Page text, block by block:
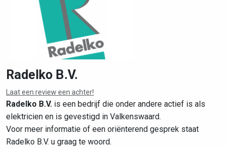
Radelko B.V.
Laat een review een achter!
Radelko B.V. is een bedrijf die onder andere actief is als
elektricien en is gevestigd in Valkenswaard.
Voor meer informatie of een oriënterend gesprek staat
Radelko B.V. u graag te woord.